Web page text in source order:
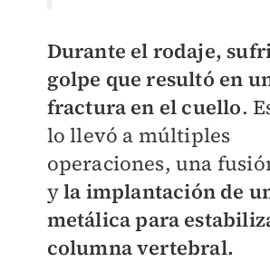
Durante el rodaje,
golpe que resultó en
fractura en el cuello.
lo llevó a múltiples
operaciones, una
yla implantación de
metálica para
columna vertebral.